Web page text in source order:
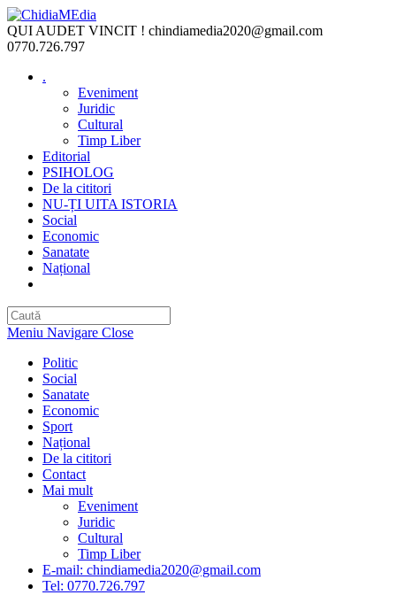
Skip
to
content
QUI AUDET VINCIT ! chindiamedia2020@gmail.com
0770.726.797
.
Eveniment
Juridic
Cultural
Timp Liber
Editorial
PSIHOLOG
De la cititori
NU-ȚI UITA ISTORIA
Social
Economic
Sanatate
Național
Meniu Navigare Close
Politic
Social
Sanatate
Economic
Sport
Național
De la cititori
Contact
Mai mult
Eveniment
Juridic
Cultural
Timp Liber
E-mail: chindiamedia2020@gmail.com
Tel: 0770.726.797